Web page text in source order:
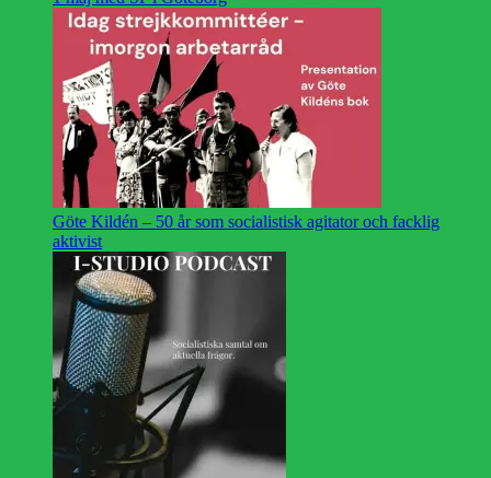
Göte Kildén – 50 år som socialistisk agitator och facklig
aktivist